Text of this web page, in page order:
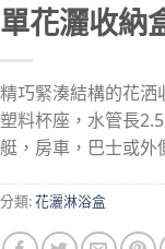
單花灑收納
精巧緊湊結構的花
塑料杯座，水管長
艇，房車，巴士或外
分類:花灑淋浴盒